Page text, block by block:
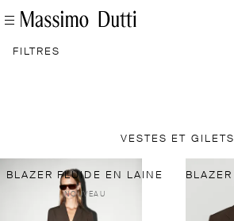
FILTRES
VESTES ET GILETS
BLAZER FLUIDE EN LAINE
NOUVEAU